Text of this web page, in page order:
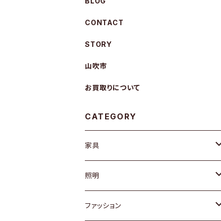
CONTACT
STORY
山吹市
お買取りについて
CATEGORY
家具
ソファ / ベンチ
チェア / スツール
照明
ペンダントライト
ファッション